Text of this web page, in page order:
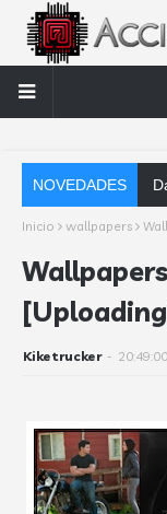
NOVEDADES
Inicio wallpapers
Kiketrucker - 20:49:00